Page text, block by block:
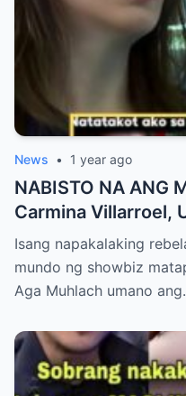
News • 1 year ago
NABISTO NA ANG
Carmina Villarroel,
AGA MUHLACH
Mavy at Cassy
World
Isang napakalaking
mundo ng showbiz
Aga Muhlach umano